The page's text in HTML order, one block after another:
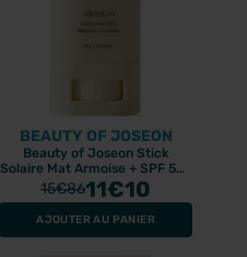
BEAUTY OF JOSEON
Beauty of Joseon Stick
Solaire Mat Armoise + SPF 50+
PA++++ 18gr
15€8611€10
AJOUTER AU PANIER